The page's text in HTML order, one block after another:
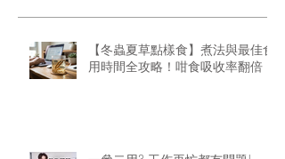
【冬蟲夏草點樣食】煮法與最佳食
用時間全攻略！咁食吸收率翻倍